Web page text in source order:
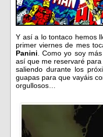
Y así a lo tontaco hemos
primer viernes de mes
Panini . Como yo soy
así que me reservaré
saliendo durante los
guapas para que vayáis
orgullosos…